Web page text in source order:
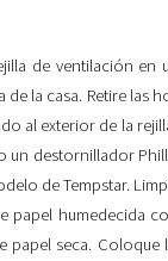
de ventilación en
de la casa. Retire las
al exterior de la
un destornillador
de Tempstar.
papel humedecida
papel seca. Coloque